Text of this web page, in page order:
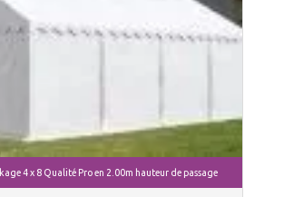
4 x 8 Qualité Pro en 2.00m hauteur de passage